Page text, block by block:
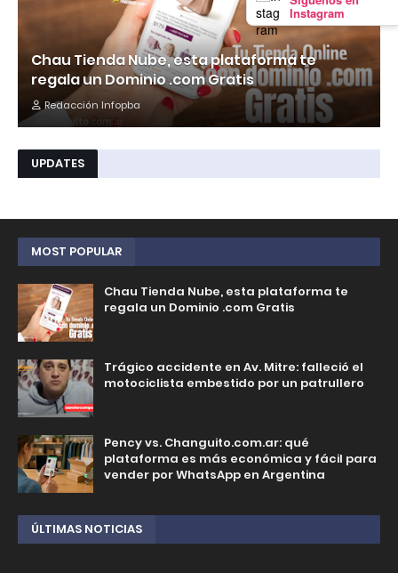
Instagram
Chau Tienda Nube, esta plataforma te
regala un Dominio .com Gratis
Redacción Infopba
UPDATES
MOST POPULAR
Chau Tienda Nube, esta plataforma te
regala un Dominio .com Gratis
Trágico accidente en Av. Mitre: falleció el
motociclista embestido por un patrullero
Pency vs. Changuito.com.ar: qué
plataforma es más económica y fácil para
vender por WhatsApp en Argentina
ÚLTIMAS NOTICIAS